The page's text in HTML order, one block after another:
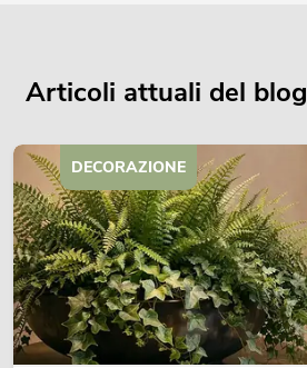
Articoli attuali del blog
DECORAZIONE